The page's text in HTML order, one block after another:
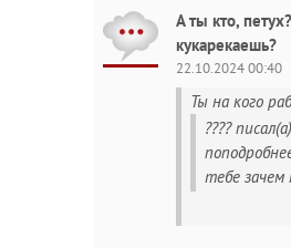
А ты кто,
кукарекаешь?
22.10.2024 00:40
Ты на кого
????
тебе зачем